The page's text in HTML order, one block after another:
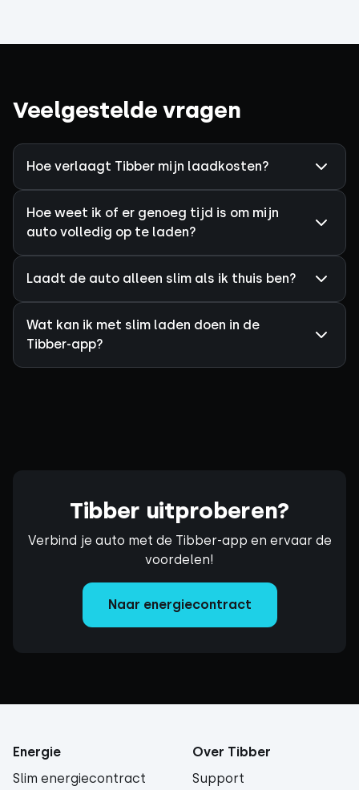
Veelgestelde vragen
Hoe verlaagt Tibber mijn laadkosten?
Hoe weet ik of er genoeg tijd is om mijn
auto volledig op te laden?
Laadt de auto alleen slim als ik thuis ben?
Wat kan ik met slim laden doen in de
Tibber-app?
Tibber uitproberen?
Verbind je auto met de Tibber-app en ervaar de
voordelen!
Naar energiecontract
Energie
Slim energiecontract
Over Tibber
Support